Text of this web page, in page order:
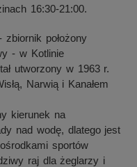
16:30-21:00.
położony
- w Kotlinie
utworzony w 1963 r.
Narwią i Kanałem
kierunek na
nad wodę, dlatego jest
sportów
raj dla żeglarzy i